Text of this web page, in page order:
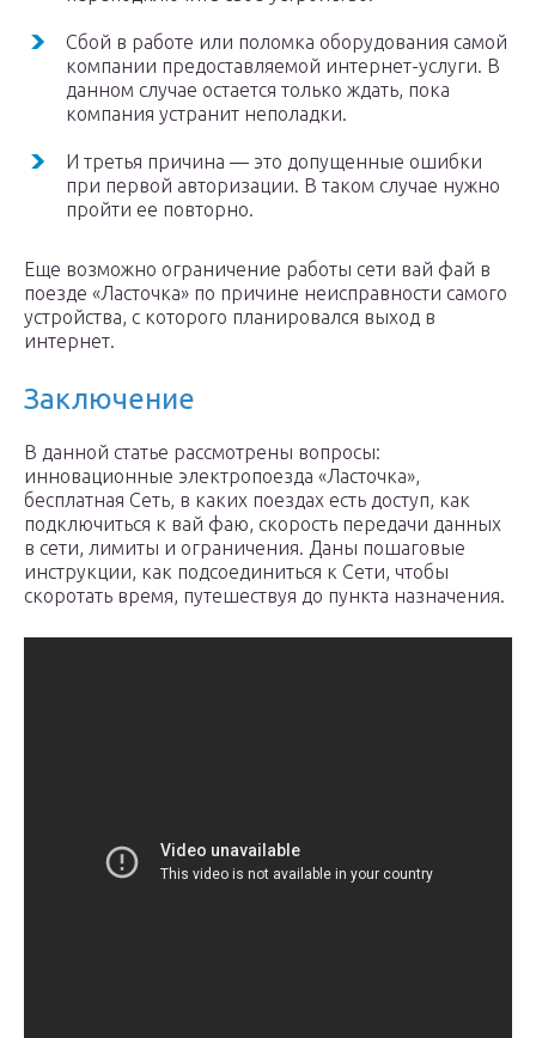
Сбой в работе или поломка оборудования самой
компании предоставляемой интернет-услуги. В
данном случае остается только ждать, пока
компания устранит неполадки.
И третья причина — это допущенные ошибки
при первой авторизации. В таком случае нужно
пройти ее повторно.
Еще возможно ограничение работы сети вай фай в
поезде «Ласточка» по причине неисправности самого
устройства, с которого планировался выход в
интернет.
Заключение
В данной статье рассмотрены вопросы:
инновационные электропоезда «Ласточка»,
бесплатная Сеть, в каких поездах есть доступ, как
подключиться к вай фаю, скорость передачи данных
в сети, лимиты и ограничения. Даны пошаговые
инструкции, как подсоединиться к Сети, чтобы
скоротать время, путешествуя до пункта назначения.